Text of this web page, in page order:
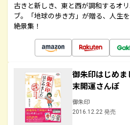
古きと新しき、東と西が調和するオ
ブ。「地球の歩き方」が贈る、人生
絶景集！
御朱印はじめ
末開運さんぽ
御朱印
2016.12.22 発売